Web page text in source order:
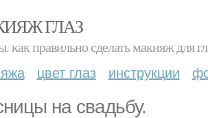
ГЛАЗ
правильно сделать макияж для
цвет глаз инструкции
на свадьбу.